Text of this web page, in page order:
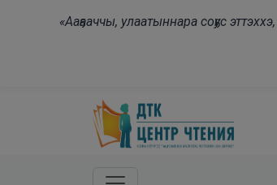
«Ааҕааччы, улаатыннара соҕус